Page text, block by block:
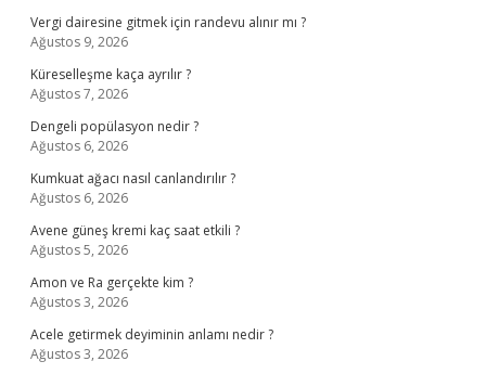
Vergi dairesine gitmek için randevu alınır mı ?
Ağustos 9, 2026
Küreselleşme kaça ayrılır ?
Ağustos 7, 2026
Dengeli popülasyon nedir ?
Ağustos 6, 2026
Kumkuat ağacı nasıl canlandırılır ?
Ağustos 6, 2026
Avene güneş kremi kaç saat etkili ?
Ağustos 5, 2026
Amon ve Ra gerçekte kim ?
Ağustos 3, 2026
Acele getirmek deyiminin anlamı nedir ?
Ağustos 3, 2026